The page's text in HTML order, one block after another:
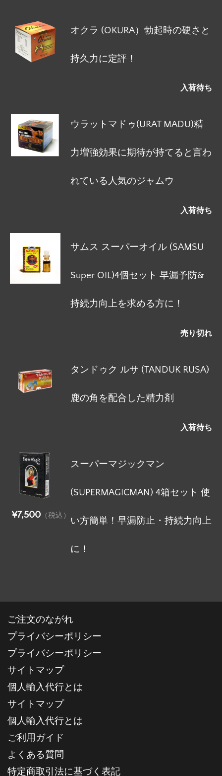
オクラ (OKURA）勃起時の硬さと
持久力に定評！
入荷待ち
ウラットマドゥ(URAT MADU)精
力増強効果に期待が持てると言わ
れている人気のジャムウ
入荷待ち
サムス スーパーオイル (SAMSU
Super OIL)4個セット 早漏予防&
持続力向上を求める方に！
売り切れ
タンドゥク ルサ (TANDUK RUSA)
鹿の角を配合した精力剤
入荷待ち
スーパーマジックマン
(SUPERMAGICMAN) 4箱セット 使
い方簡単！早漏防止・持続力向上
に！
¥7,500 （税込）
ご注文のながれ
プライバシーポリシー
プライバシーポリシー
サイトマップ
個人輸入代行とは
サイトマップ
個人輸入代行とは
ご利用ガイド
よくある質問
特定商取引法に基づく表記